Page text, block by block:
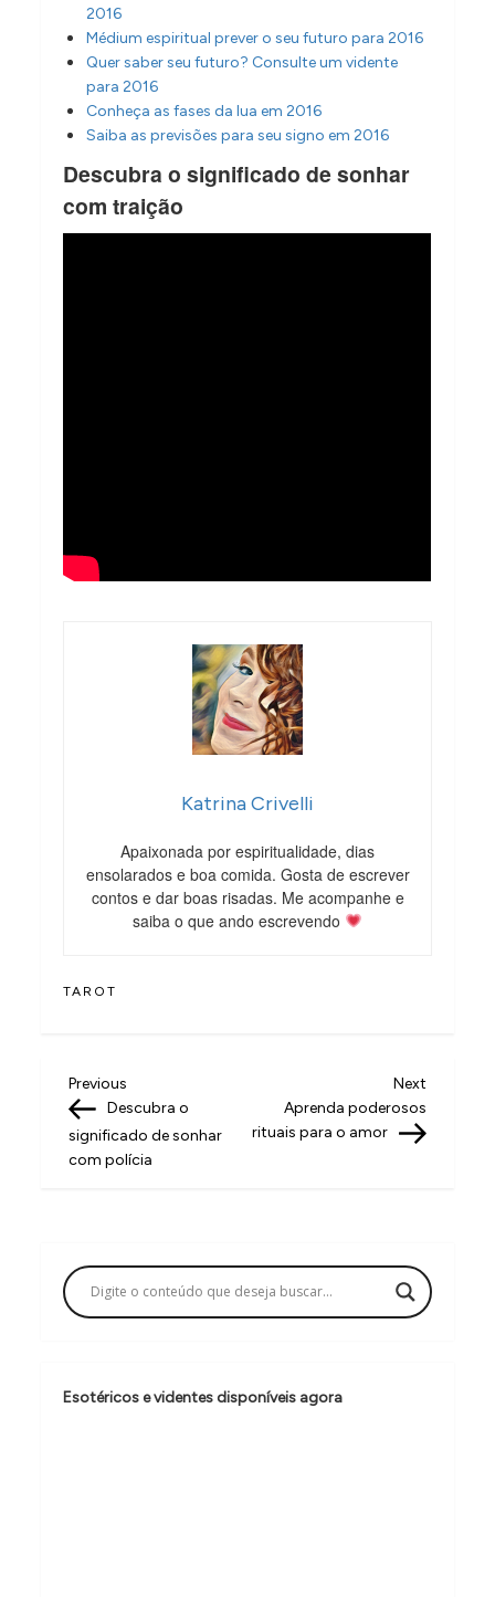
2016
Médium espiritual prever o seu futuro para 2016
Quer saber seu futuro? Consulte um vidente
para 2016
Conheça as fases da lua em 2016
Saiba as previsões para seu signo em 2016
Descubra o significado de sonhar
com traição
Katrina Crivelli
Apaixonada por espiritualidade, dias
ensolarados e boa comida. Gosta de escrever
contos e dar boas risadas. Me acompanhe e
saiba o que ando escrevendo
TAROT
N
a
v
a
ç
o
d
Previous
Post
Previous
Descubra o
significado de sonhar
com polícia
Next
Post
Next
Aprenda poderosos
rituais para o amor
Esotéricos e videntes disponíveis agora